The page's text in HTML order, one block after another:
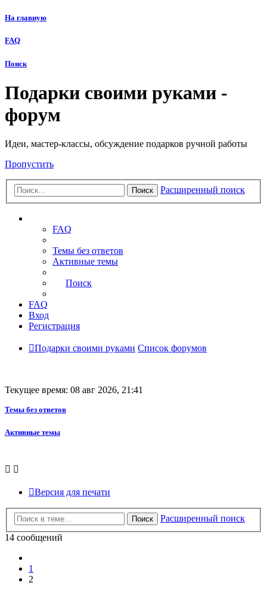
На главную
FAQ
Поиск
Подарки своими руками -
форум
Идеи, мастер-классы, обсуждение подарков ручной работы
Пропустить
Поиск Расширенный поиск
FAQ
Темы без ответов
Активные темы
Поиск
FAQ
Вход
Регистрация
Подарки своими руками Список форумов
Текущее время: 08 авг 2026, 21:41
Темы без ответов
Активные темы
Версия для печати
Поиск
Расширенный поиск
14 сообщений
1
2